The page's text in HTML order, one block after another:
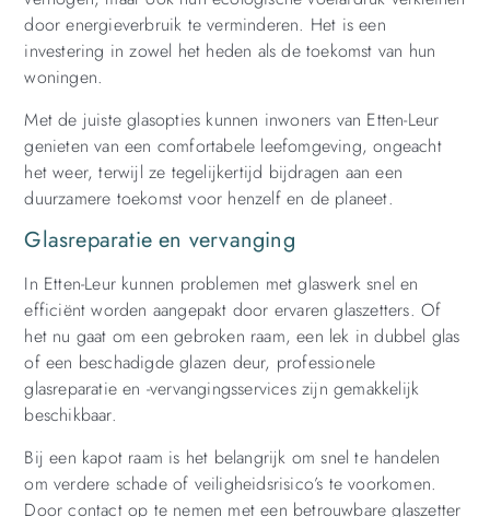
door energieverbruik te verminderen. Het is een
investering in zowel het heden als de toekomst van hun
woningen.
Met de juiste glasopties kunnen inwoners van Etten-Leur
genieten van een comfortabele leefomgeving, ongeacht
het weer, terwijl ze tegelijkertijd bijdragen aan een
duurzamere toekomst voor henzelf en de planeet.
Glasreparatie en vervanging
In Etten-Leur kunnen problemen met glaswerk snel en
efficiënt worden aangepakt door ervaren glaszetters. Of
het nu gaat om een gebroken raam, een lek in dubbel glas
of een beschadigde glazen deur, professionele
glasreparatie en -vervangingsservices zijn gemakkelijk
beschikbaar.
Bij een kapot raam is het belangrijk om snel te handelen
om verdere schade of veiligheidsrisico’s te voorkomen.
Door contact op te nemen met een betrouwbare glaszetter